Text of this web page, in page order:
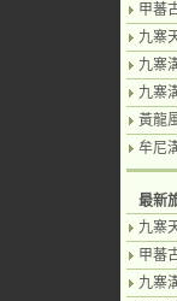
甲蕃
九寨
九寨
九寨
黃龍
牟尼
最新
九寨
甲蕃
九寨